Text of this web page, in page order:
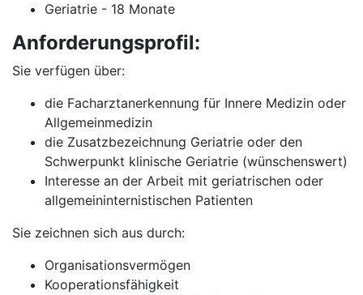
Geriatrie - 18 Monate
Anforderungsprofil:
Sie verfügen über:
die Facharztanerkennung für Innere Medizin oder
Allgemeinmedizin
die Zusatzbezeichnung Geriatrie oder den
Schwerpunkt klinische Geriatrie (wünschenswert)
Interesse an der Arbeit mit geriatrischen oder
allgemeininternistischen Patienten
Sie zeichnen sich aus durch:
Organisationsvermögen
Kooperationsfähigkeit